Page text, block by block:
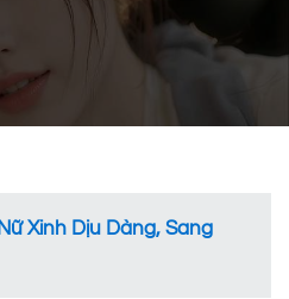
Xinh Dịu Dàng, Sang